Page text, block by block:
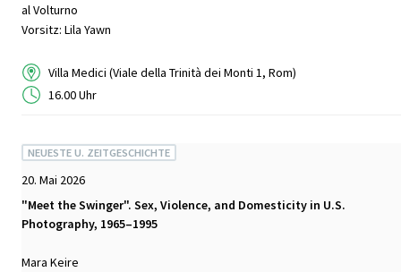
al Volturno
Vorsitz: Lila Yawn
Villa Medici (Viale della Trinità dei Monti 1, Rom)
16.00 Uhr
NEUESTE U. ZEITGESCHICHTE
20. Mai 2026
"Meet the Swinger". Sex, Violence, and Domesticity in U.S.
Photography, 1965–1995
Mara Keire